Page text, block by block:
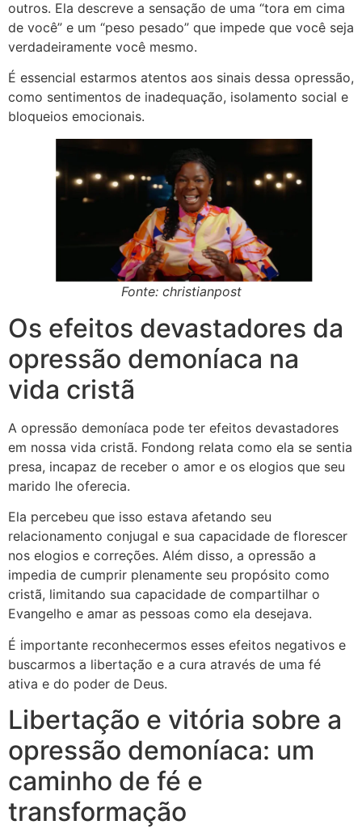
outros. Ela descreve a sensação de uma “tora em cima
de você” e um “peso pesado” que impede que você seja
verdadeiramente você mesmo.
É essencial estarmos atentos aos sinais dessa opressão,
como sentimentos de inadequação, isolamento social e
bloqueios emocionais.
Fonte: christianpost
Os efeitos devastadores da
opressão demoníaca na
vida cristã
A opressão demoníaca pode ter efeitos devastadores
em nossa vida cristã. Fondong relata como ela se sentia
presa, incapaz de receber o amor e os elogios que seu
marido lhe oferecia.
Ela percebeu que isso estava afetando seu
relacionamento conjugal e sua capacidade de florescer
nos elogios e correções. Além disso, a opressão a
impedia de cumprir plenamente seu propósito como
cristã, limitando sua capacidade de compartilhar o
Evangelho e amar as pessoas como ela desejava.
É importante reconhecermos esses efeitos negativos e
buscarmos a libertação e a cura através de uma fé
ativa e do poder de Deus.
Libertação e vitória sobre a
opressão demoníaca: um
caminho de fé e
transformação